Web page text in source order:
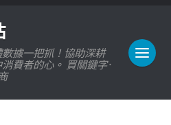
據一把抓！協助深耕
費者的心。 買關鍵字 ·